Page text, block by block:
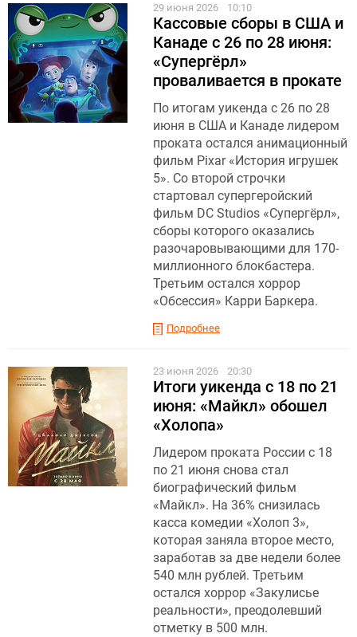
29 июня 2026 10:10
Кассовые сборы в США и
Канаде с 26 по 28 июня:
«Супергёрл»
проваливается в прокате
По итогам уикенда с 26 по 28
июня в США и Канаде лидером
проката остался анимационный
фильм Pixar «История игрушек
5». Со второй строчки
стартовал супергеройский
фильм DC Studios «Супергёрл»,
сборы которого оказались
разочаровывающими для 170-
миллионного блокбастера.
Третьим остался хоррор
«Обсессия» Карри Баркера.
Подробнее
23 июня 2026 20:30
Итоги уикенда с 18 по 21
июня: «Майкл» обошел
«Холопа»
Лидером проката России с 18
по 21 июня снова стал
биографический фильм
«Майкл». На 36% снизилась
касса комедии «Холоп 3»,
которая заняла второе место,
заработав за две недели более
540 млн рублей. Третьим
остался хоррор «Закулисье
реальности», преодолевший
отметку в 500 млн.